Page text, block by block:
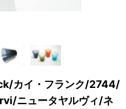
カイ・フランク/2744/
ニュータヤルヴィ/ネ